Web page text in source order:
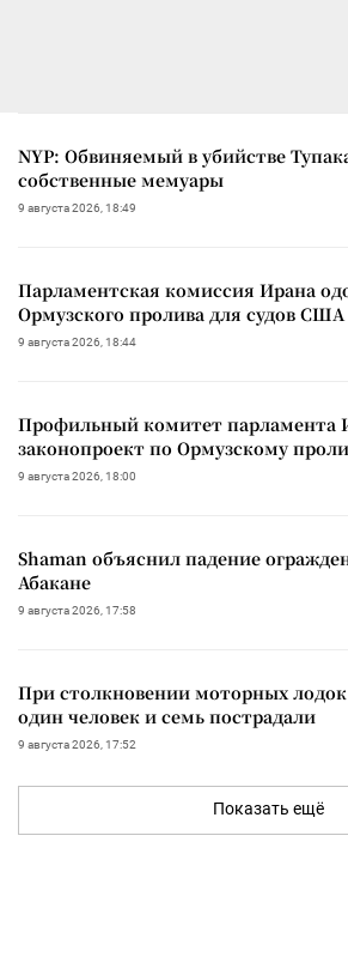
NYP: Обвиняемый в убийстве
собственные мемуары
9 августа 2026, 18:49
Парламентская комиссия Ирана
Ормузского пролива для судов США
9 августа 2026, 18:44
Профильный комитет парламента
законопроект по Ормузскому
9 августа 2026, 18:00
Shaman объяснил падение
Абакане
9 августа 2026, 17:58
При столкновении моторных
один человек и семь пострадали
9 августа 2026, 17:52
Показать ещё